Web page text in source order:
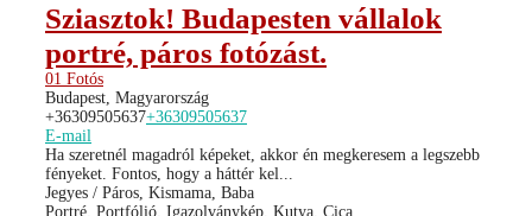
Sziasztok! Budapesten vállalok
portré, páros fotózást.
01 Fotós
Budapest, Magyarország
+36309505637+36309505637
E-mail
Ha szeretnél magadról képeket, akkor én megkeresem a legszebb
fényeket. Fontos, hogy a háttér kel...
Jegyes / Páros, Kismama, Baba
Portré, Portfólió, Igazolványkép, Kutya, Cica